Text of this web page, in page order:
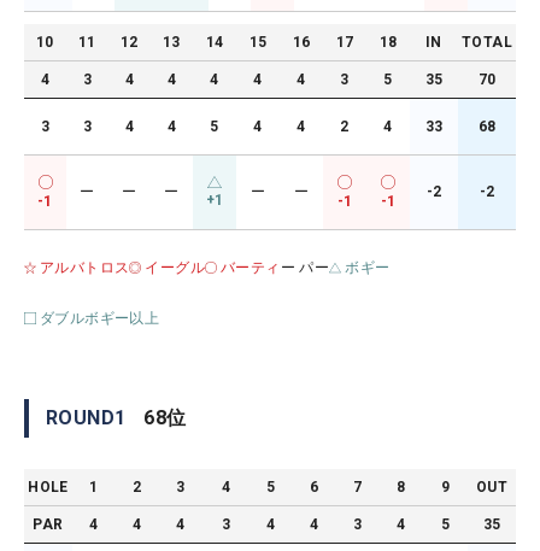
10 11 12 13 14 15 16 17 18 IN TOTAL
4 3 4 4 4 4 4 3 5 35 70
3 3 4 4 5 4 4 2 4 33 68
-1
ー ー ー +1 ー ー
-1 -1
-2 -2
アルバトロス イーグル バーティ ー パー ボギー
ダブルボギー以上
ROUND1 68位
HOLE 1 2 3 4 5 6 7 8 9 OUT
PAR 4 4 4 3 4 4 3 4 5 35